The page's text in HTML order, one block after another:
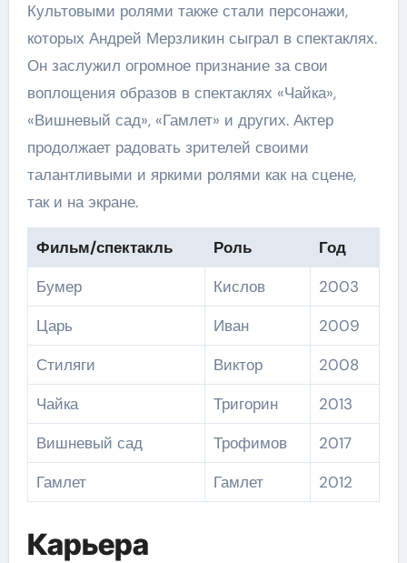
Культовыми ролями также стали персонажи,
которых Андрей Мерзликин сыграл в спектаклях.
Он заслужил огромное признание за свои
воплощения образов в спектаклях «Чайка»,
«Вишневый сад», «Гамлет» и других. Актер
продолжает радовать зрителей своими
талантливыми и яркими ролями как на сцене,
так и на экране.
Фильм/спектакль Роль
Год
Бумер
Кислов
2003
Царь
Иван
2009
Стиляги
Виктор
2008
Чайка
Тригорин
2013
Вишневый сад
Трофимов
2017
Гамлет
Гамлет 2012
Карьера